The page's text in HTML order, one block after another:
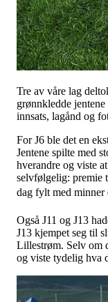
Tre av våre lag
grønnkledde
innsats, lagånd og
For J6 ble det en
Jentene spilte med
hverandre og viste
selvfølgelig: premie
dag fylt med
Også J11 og J13
J13 kjempet seg til
Lillestrøm. Selv om
og viste tydelig hva